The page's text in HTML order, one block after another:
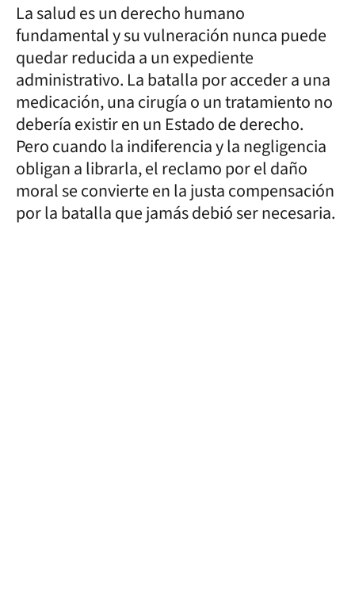
La salud es un derecho humano
fundamental y su vulneración nunca puede
quedar reducida a un expediente
administrativo. La batalla por acceder a una
medicación, una cirugía o un tratamiento no
debería existir en un Estado de derecho.
Pero cuando la indiferencia y la negligencia
obligan a librarla, el reclamo por el daño
moral se convierte en la justa compensación
por la batalla que jamás debió ser necesaria.